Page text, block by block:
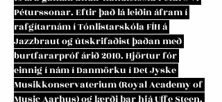
Péturssonar. Eftir það lá leiðin áfram í
rafgítarnám í Tónlistarskóla FÍH á
Jazzbraut og útskrifaðist þaðan með
burtfararpróf árið 2010. Hjörtur fór
einnig í nám í Danmörku í Det Jyske
Musikkonservaterium (Royal Academy of
Music Aarhus) og lærði þar hjá Uffe Steen.